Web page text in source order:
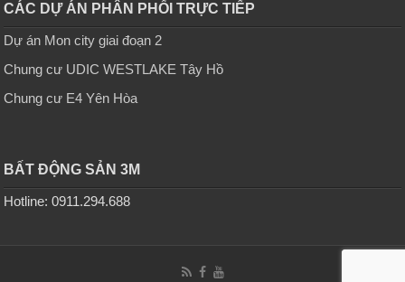
CÁC DỰ ÁN PHÂN PHỐI TRỰC TIẾP
Dự án Mon city giai đoạn 2
Chung cư UDIC WESTLAKE Tây Hồ
Chung cư E4 Yên Hòa
BẤT ĐỘNG SẢN 3M
Hotline: 0911.294.688